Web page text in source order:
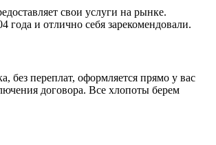
свои услуги на рынке.
года и отлично себя зарекомендовали.
без переплат, оформляется прямо у вас
договора. Все хлопоты берем